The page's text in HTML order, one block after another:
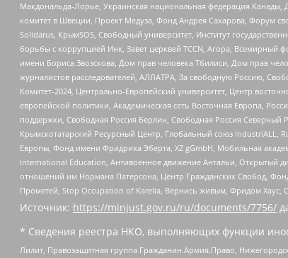
Макдональда-Лорье, Украинская национальная федерация
комитет в Швеции, Проект Медуза, Фонд Андрея Сахарова, Форум
Solidarus, КрымSOS, Свободный университет, Институт
борьбы с коррупцией Инк, Завет церквей TCCN, Агора, Всемирный
имени Бориса Звозскова, Дом прав человека Тбилиси, Дом прав
журналистов расследователей, АЛЛАТРА, За свободную Россию,
Комитет-2024, Центрально-Европейский университет, Центр
европейской политики, Академическая сеть Восточная Европа,
поддержки, Свободная Россия Берлин, Свободная Россия
Крымскотатарский Ресурсный Центр, Глобальный союз IndustriALL,
Европы, Фонд имени Фридриха Эберта, XZ gGmbH, Мобильная
International Education, Антивоенное движение Антальи, Открытый
отношений им Нормана Патерсона, Центр Гражданских Свобод,
Прометей, Stop Occupation of Karelia, Вернись живым, Фридом
Источник: https://minjust.gov.ru/ru/documents/7756/
* Сведения реестра НКО, выполняющих функции
Лилит, Правозащитная группа Гражданин.Армия.Право,